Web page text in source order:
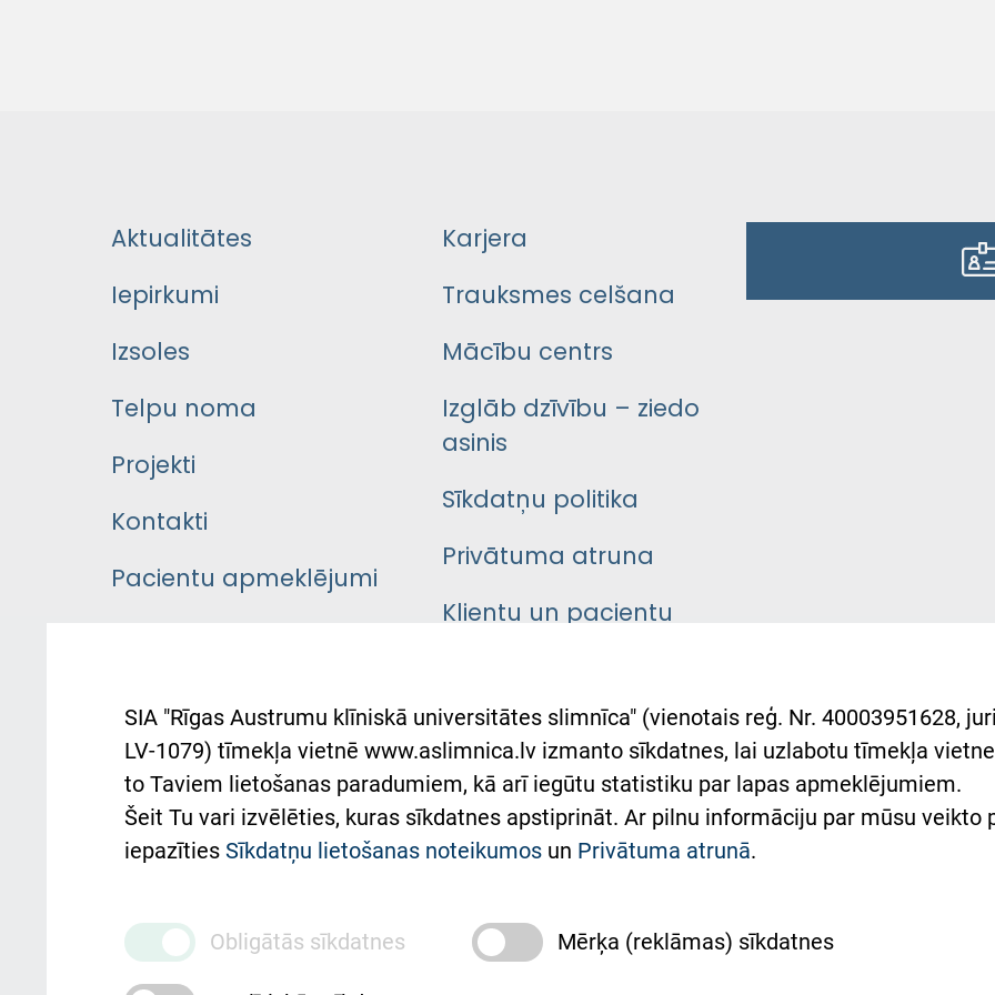
Aktualitātes
Iepirkumi
Izsoles
Telpu noma
Projekti
Kontakti
Pacientu apmeklējumi
Pacienta
atsauksmju/sūdzību
iesniegšanas kārtība
Kā pie mums nokļūt
ceļvedis
Karjera
Trauksmes celšana
Mācību centrs
Izglāb dzīvību – ziedo
asinis
Sīkdatņu politika
Privātuma atruna
Klientu un pacientu
Austrumu slimnīcas
atbalsts Ukrainai
Підтримка Східної лікарні
та співпраця з Україною
SIA "Rīgas Austrumu klīniskā universitātes slimnīca" (vienotais reģ. Nr. 40003951628,
LV-1079) tīmekļa vietnē www.aslimnica.lv izmanto sīkdatnes, lai uzlabotu tīmekļa
to Taviem lietošanas paradumiem, kā arī iegūtu statistiku par lapas apmeklējumiem.
Šeit Tu vari izvēlēties, kuras sīkdatnes apstiprināt. Ar pilnu informāciju par mūsu veikto
iepazīties Sīkdatņu lietošanas noteikumos un Privātuma atrunā.
Obligātās sīkdatnes Mērķa (reklāmas) sīkdatnes